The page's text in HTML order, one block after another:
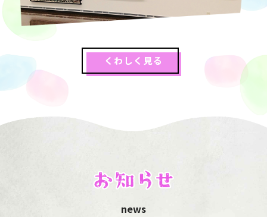
くわしく見る
news